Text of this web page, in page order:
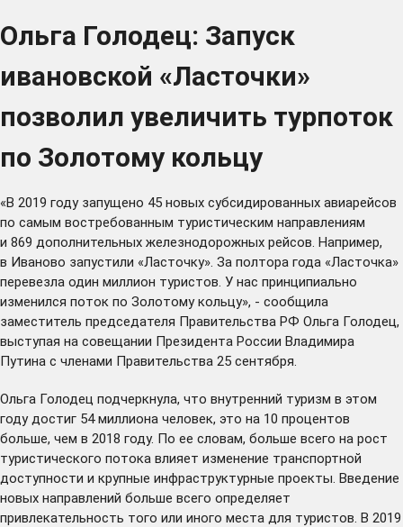
Ольга Голодец: Запуск
ивановской «Ласточки»
позволил увеличить турпоток
по Золотому кольцу
«В 2019 году запущено 45 новых субсидированных авиарейсов
по самым востребованным туристическим направлениям
и 869 дополнительных железнодорожных рейсов. Например,
в Иваново запустили «Ласточку». За полтора года «Ласточка»
перевезла один миллион туристов. У нас принципиально
изменился поток по Золотому кольцу», - сообщила
заместитель председателя Правительства РФ Ольга Голодец,
выступая на совещании Президента России Владимира
Путина с членами Правительства 25 сентября.
Ольга Голодец подчеркнула, что внутренний туризм в этом
году достиг 54 миллиона человек, это на 10 процентов
больше, чем в 2018 году. По ее словам, больше всего на рост
туристического потока влияет изменение транспортной
доступности и крупные инфраструктурные проекты. Введение
новых направлений больше всего определяет
привлекательность того или иного места для туристов. В 2019